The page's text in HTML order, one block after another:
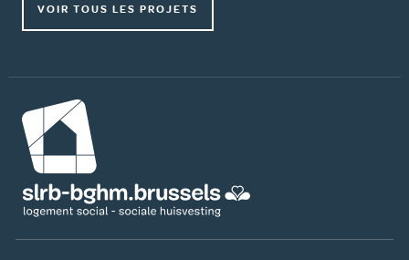
VOIR TOUS LES PROJETS
Image